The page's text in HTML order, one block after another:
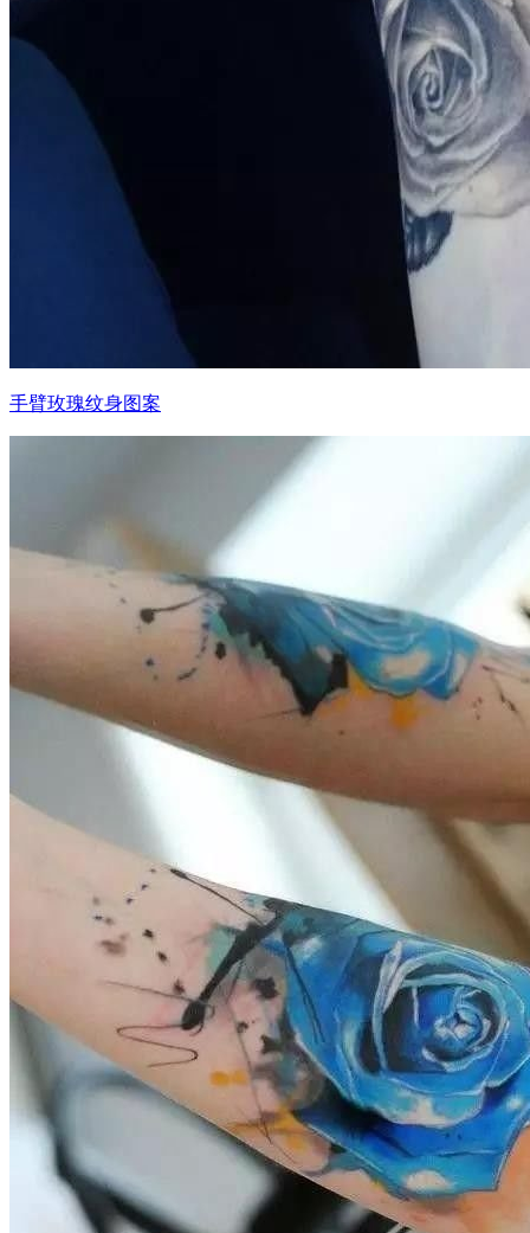
手臂玫瑰纹身图案